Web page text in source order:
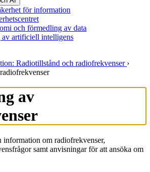
för information
och förmedling av data
av artificiell intelligens
Radiotillstånd och radiofrekvenser ›
av
information om radiofrekvenser,
samt anvisningar för att ansöka om